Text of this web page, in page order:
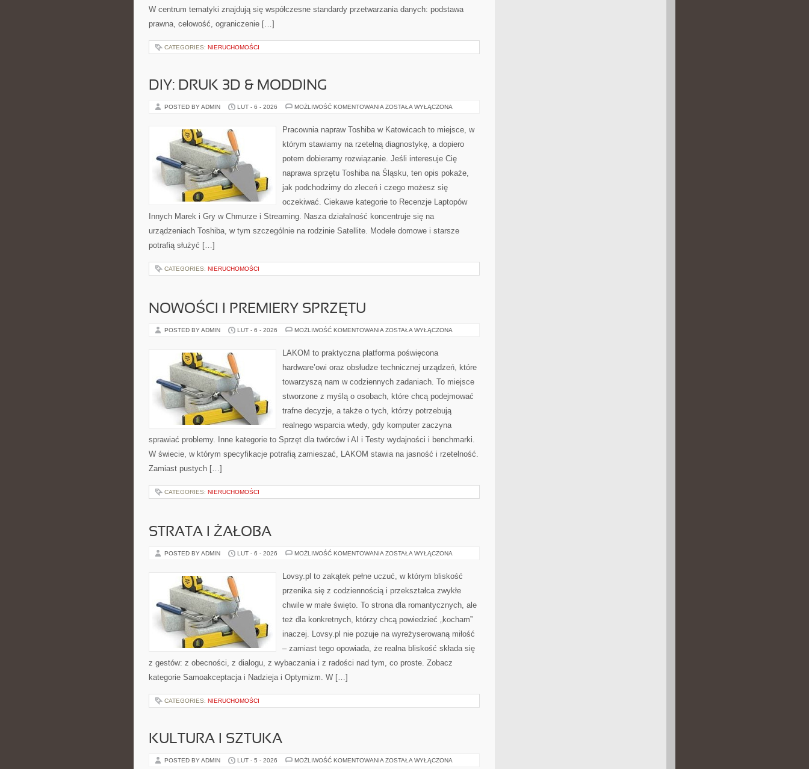
W centrum tematyki znajdują się współczesne standardy przetwarzania danych: podstawa
prawna, celowość, ograniczenie […]
CATEGORIES: NIERUCHOMOŚCI
DIY: DRUK 3D & MODDING
POSTED BY ADMIN LUT - 6 - 2026 MOŻLIWOŚĆ KOMENTOWANIA DIY:
&
MODDING
ZOSTAŁA WYŁĄCZONA
Pracownia napraw Toshiba w Katowicach to miejsce, w
którym stawiamy na rzetelną diagnostykę, a dopiero
potem dobieramy rozwiązanie. Jeśli interesuje Cię
naprawa sprzętu Toshiba na Śląsku, ten opis pokaże,
jak podchodzimy do zleceń i czego możesz się
oczekiwać. Ciekawe kategorie to Recenzje Laptopów
Innych Marek i Gry w Chmurze i Streaming. Nasza działalność koncentruje się na
urządzeniach Toshiba, w tym szczególnie na rodzinie Satellite. Modele domowe i starsze
potrafią służyć […]
CATEGORIES: NIERUCHOMOŚCI
NOWOŚCI I PREMIERY SPRZĘTU
POSTED BY ADMIN LUT - 6 - 2026 MOŻLIWOŚĆ KOMENTOWANIA NOWOŚCI
SPRZĘTU
ZOSTAŁA WYŁĄCZONA
LAKOM to praktyczna platforma poświęcona
hardware’owi oraz obsłudze technicznej urządzeń, które
towarzyszą nam w codziennych zadaniach. To miejsce
stworzone z myślą o osobach, które chcą podejmować
trafne decyzje, a także o tych, którzy potrzebują
realnego wsparcia wtedy, gdy komputer zaczyna
sprawiać problemy. Inne kategorie to Sprzęt dla twórców i AI i Testy wydajności i benchmarki.
W świecie, w którym specyfikacje potrafią zamieszać, LAKOM stawia na jasność i rzetelność.
Zamiast pustych […]
CATEGORIES: NIERUCHOMOŚCI
STRATA I ŻAŁOBA
POSTED BY ADMIN LUT - 6 - 2026 MOŻLIWOŚĆ KOMENTOWANIA STRATA
ZOSTAŁA WYŁĄCZONA
Lovsy.pl to zakątek pełne uczuć, w którym bliskość
przenika się z codziennością i przekształca zwykłe
chwile w małe święto. To strona dla romantycznych, ale
też dla konkretnych, którzy chcą powiedzieć „kocham”
inaczej. Lovsy.pl nie pozuje na wyreżyserowaną miłość
– zamiast tego opowiada, że realna bliskość składa się
z gestów: z obecności, z dialogu, z wybaczania i z radości nad tym, co proste. Zobacz
kategorie Samoakceptacja i Nadzieja i Optymizm. W […]
CATEGORIES: NIERUCHOMOŚCI
KULTURA I SZTUKA
POSTED BY ADMIN LUT - 5 - 2026 MOŻLIWOŚĆ KOMENTOWANIA KULTURA
ZOSTAŁA WYŁĄCZONA